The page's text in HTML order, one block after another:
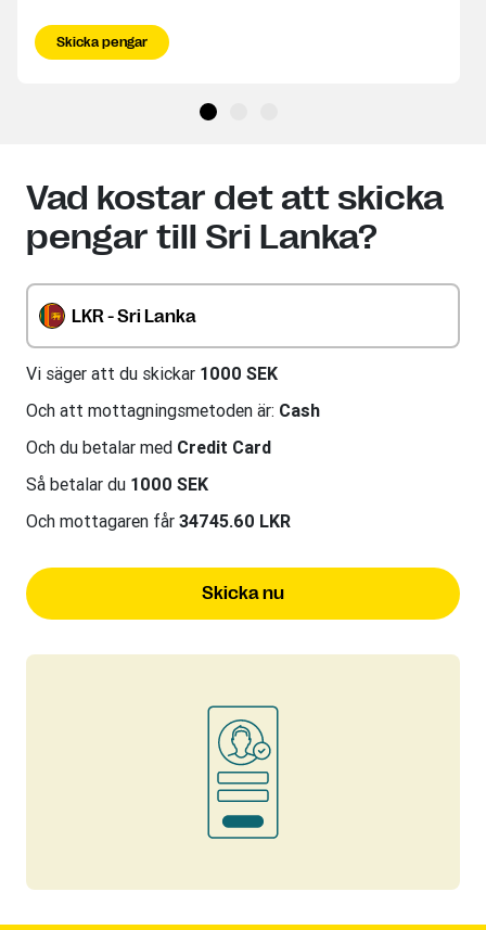
Skicka pengar
Vad kostar det att skicka
pengar till Sri Lanka?
LKR - Sri Lanka
Vi säger att du skickar 1000 SEK
Och att mottagningsmetoden är: Cash
Och du betalar med Credit Card
Så betalar du 1000 SEK
Och mottagaren får 34745.60 LKR
Skicka nu